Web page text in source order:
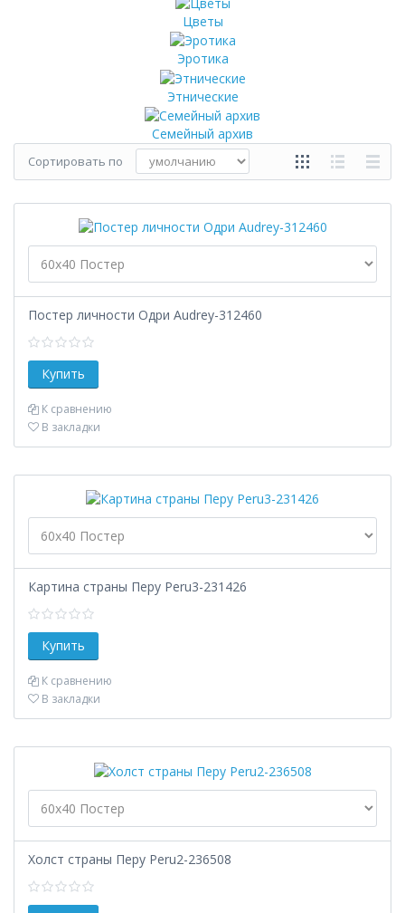
Цветы
Эротика
Этнические
Семейный архив
Сортировать по
Постер личности Одри Audrey-312460
К сравнению
В закладки
Картина страны Перу Peru3-231426
К сравнению
В закладки
Холст страны Перу Peru2-236508